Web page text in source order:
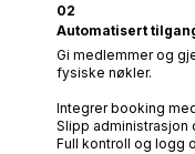
02
Automatisert
Gi medlemmer og
fysiske nøkler.
Integrer booking
Slipp administrasjon
Full kontroll og logg